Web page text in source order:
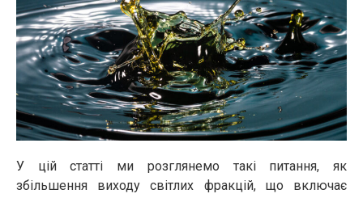
У цій статті ми розглянемо такі питання, як
збільшення виходу світлих фракцій, що включає